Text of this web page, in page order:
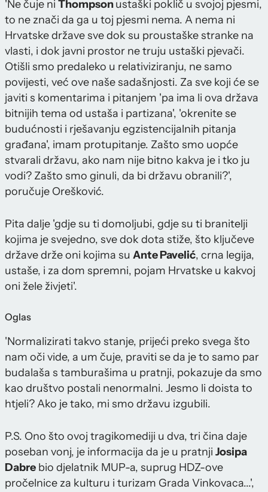
'Ne čuje ni Thompsonustaški poklič u svojoj pjesmi,
to ne znači da ga u toj pjesmi nema. A nema ni
Hrvatske države sve dok su proustaške stranke na
vlasti, i dok javni prostor ne truju ustaški pjevači.
Otišli smo predaleko u relativiziranju, ne samo
povijesti, već ove naše sadašnjosti. Za sve koji će se
javiti s komentarima i pitanjem 'pa ima li ova država
bitnijih tema od ustaša i partizana', 'okrenite se
budućnosti i rješavanju egzistencijalnih pitanja
građana', imam protupitanje. Zašto smo uopće
stvarali državu, ako nam nije bitno kakva je i tko ju
vodi? Zašto smo ginuli, da bi državu obranili?',
poručuje Orešković.
Pita dalje 'gdje su ti domoljubi, gdje su ti branitelji
kojima je svejedno, sve dok dota stiže, što ključeve
države drže oni kojima su Ante Pavelić, crna legija,
ustaše, i za dom spremni, pojam Hrvatske u kakvoj
oni žele živjeti'.
Oglas
'Normalizirati takvo stanje, prijeći preko svega što
nam oči vide, a um čuje, praviti se da je to samo par
budalaša s tamburašima u pratnji, pokazuje da smo
kao društvo postali nenormalni. Jesmo li doista to
htjeli? Ako je tako, mi smo državu izgubili.
P.S. Ono što ovoj tragikomediji u dva, tri čina daje
poseban vonj, je informacija da je u pratnji Josipa
Dabre bio djelatnik MUP-a, suprug HDZ-ove
pročelnice za kulturu i turizam Grada Vinkovaca...',